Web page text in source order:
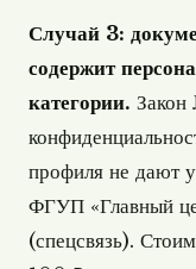
Случай 3:
содержит
категории. Закон
профиля не дают
ФГУП «Главный
(спецсвязь).